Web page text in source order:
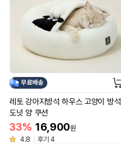
무료배송
레토 강아지방석 하우스 고양이 방석
도넛 양 쿠션
33% 16,900원
4.8
후기 4